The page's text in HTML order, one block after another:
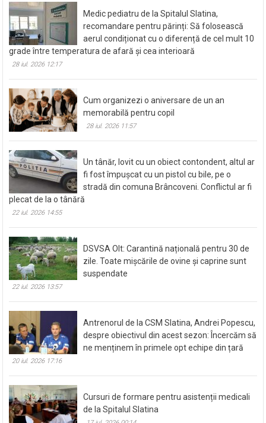
Medic pediatru de la Spitalul Slatina,
recomandare pentru părinți: Să folosească
aerul condiționat cu o diferență de cel mult 10
grade între temperatura de afară și cea interioară
28 iul. 2026 12:17
Cum organizezi o aniversare de un an
memorabilă pentru copil
28 iul. 2026 11:57
Un tânăr, lovit cu un obiect contondent, altul ar
fi fost împușcat cu un pistol cu bile, pe o
stradă din comuna Brâncoveni. Conflictul ar fi
plecat de la o tânără
22 iul. 2026 14:55
DSVSA Olt: Carantină națională pentru 30 de
zile. Toate mișcările de ovine și caprine sunt
suspendate
22 iul. 2026 13:57
Antrenorul de la CSM Slatina, Andrei Popescu,
despre obiectivul din acest sezon: Încercăm să
ne menținem în primele opt echipe din țară
20 iul. 2026 17:16
Cursuri de formare pentru asistenții medicali
de la Spitalul Slatina